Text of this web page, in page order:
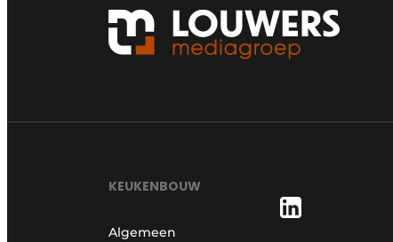
KEUKENBOUW
Algemeen